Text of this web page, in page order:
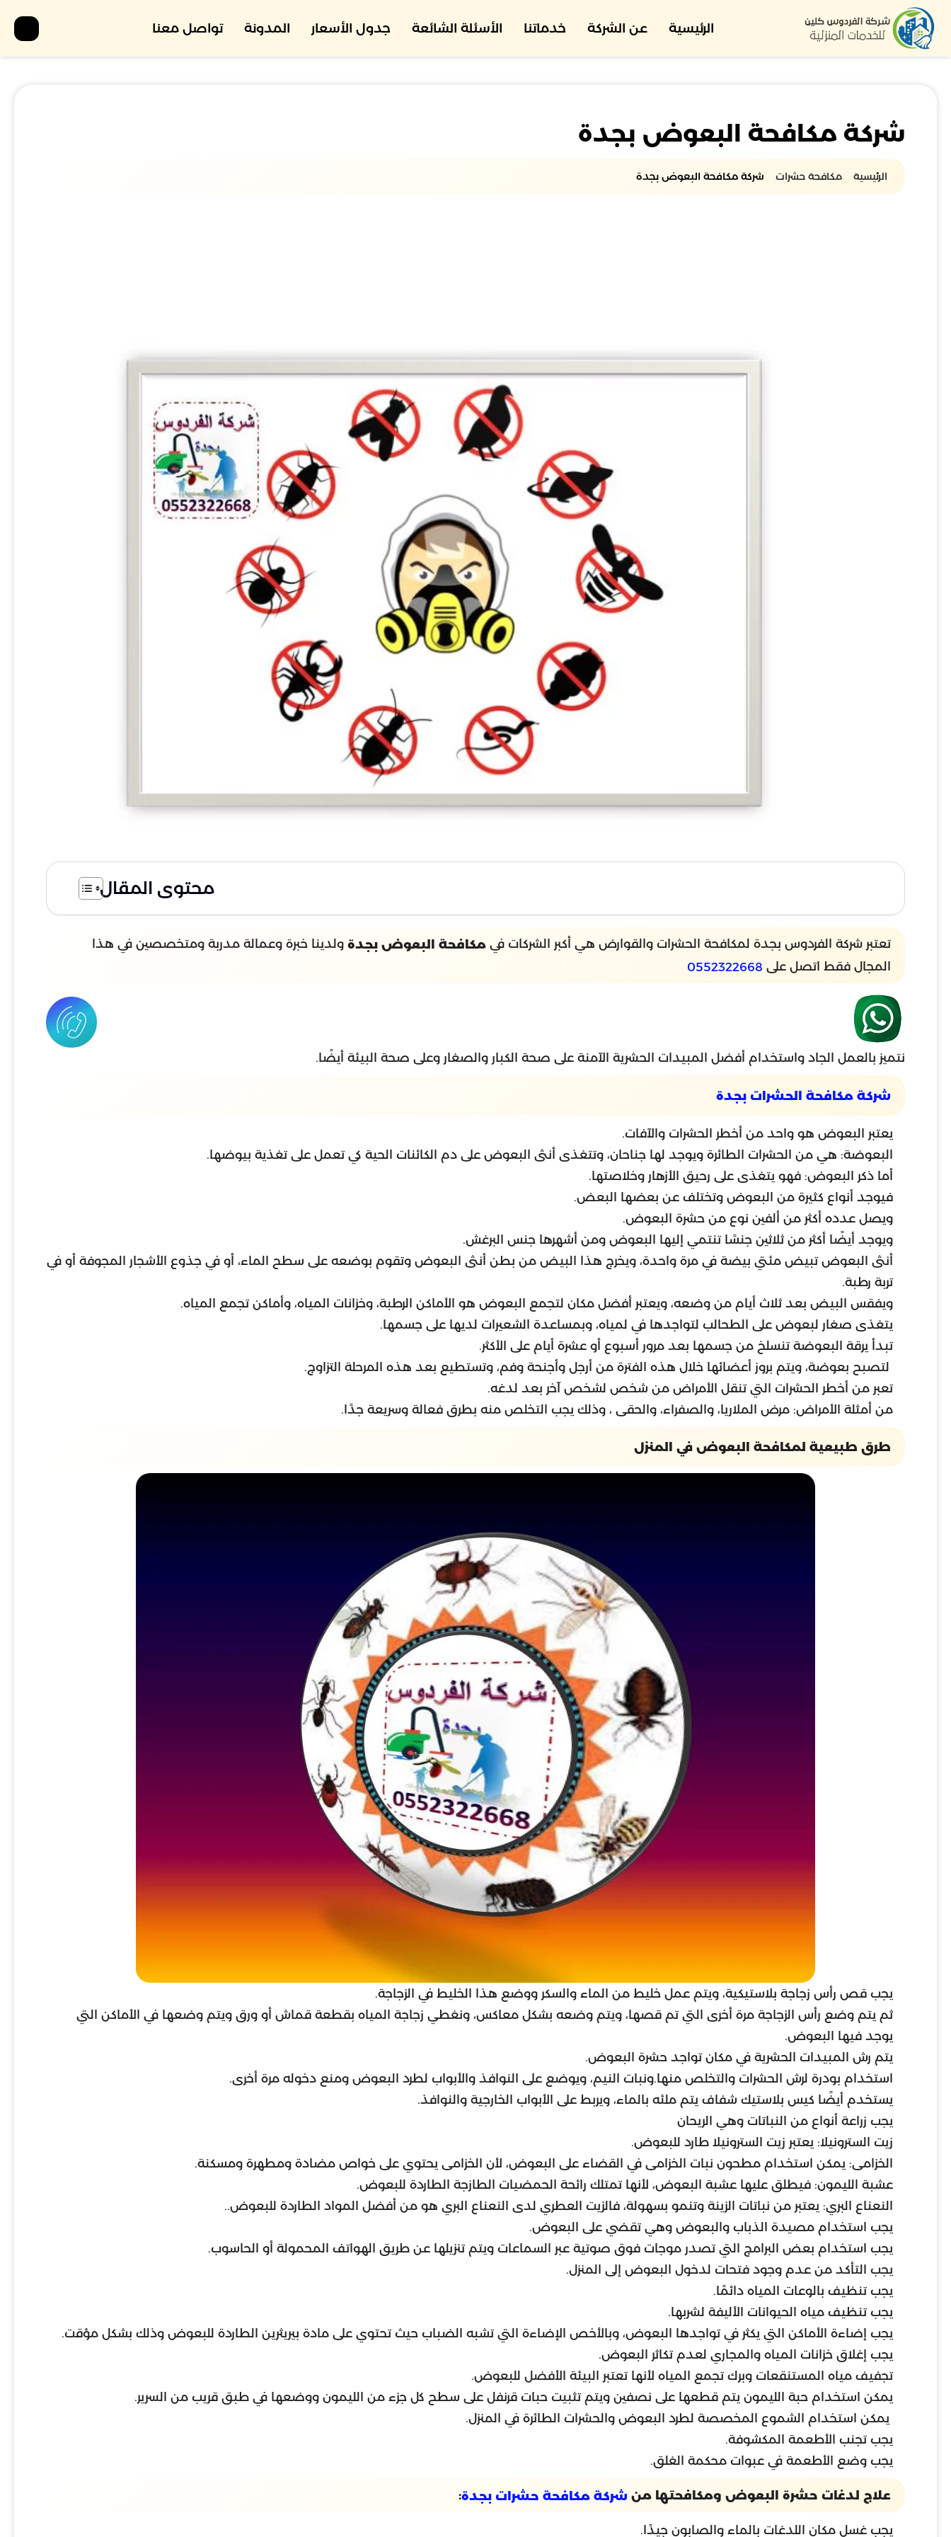
الرئيسية عن الشركة خدماتنا الأسئلة الشائعة جدول الأسعار المدونة تواصل معنا
شركة مكافحة البعوض بجدة
الرئيسية مكافحة حشرات شركة مكافحة البعوض بجدة
محتوى المقال
تعتبر شركة الفردوس بجدة لمكافحة الحشرات والقوارض هي أكبر الشركات في مكافحة البعوض بجدة ولدينا خبرة وعمالة مدربة ومتخصصين في هذا
المجال فقط اتصل على 0552322668
نتميز بالعمل الجاد واستخدام أفضل المبيدات الحشرية الآمنة على صحة الكبار والصغار وعلى صحة البيئة أيضًا.
شركة مكافحة الحشرات بجدة
يعتبر البعوض هو واحد من أخطر الحشرات والآفات.
البعوضة: هي من الحشرات الطائرة ويوجد لها جناحان، وتتغذى أنثى البعوض على دم الكائنات الحية كي تعمل على تغذية بيوضها.
أما ذكر البعوض: فهو يتغذى على رحيق الأزهار وخلاصتها.
فيوجد أنواع كثيرة من البعوض وتختلف عن بعضها البعض.
ويصل عدده أكثر من ألفين نوع من حشرة البعوض.
ويوجد أيضًا أكثر من ثلاثين جنسًا تنتمي إليها البعوض ومن أشهرها جنس البرغش.
أنثى البعوض تبيض مئتي بيضة في مرة واحدة، ويخرج هذا البيض من بطن أنثى البعوض وتقوم بوضعه على سطح الماء، أو في جذوع الأشجار المجوفة أو في
تربة رطبة.
ويفقس البيض بعد ثلاث أيام من وضعه، ويعتبر أفضل مكان لتجمع البعوض هو الأماكن الرطبة، وخزانات المياه، وأماكن تجمع المياه.
يتغذى صغار لبعوض على الطحالب لتواجدها في لمياه، وبمساعدة الشعيرات لديها على جسمها.
تبدأ يرقة البعوضة تنسلخ من جسمها بعد مرور أسبوع أو عشرة أيام على الأكثر.
لتصبح بعوضة، ويتم بروز أعضائها خلال هذه الفترة من أرجل وأجنحة وفم، وتستطيع بعد هذه المرحلة التزاوج.
تعبر من أخطر الحشرات التي تنقل الأمراض من شخص لشخص آخر بعد لدغه.
من أمثلة الأمراض: مرض الملاريا، والصفراء، والحقى ، وذلك يجب التخلص منه بطرق فعالة وسريعة جدًا.
طرق طبيعية لمكافحة البعوض في المنزل
يجب قص رأس زجاجة بلاستيكية، ويتم عمل خليط من الماء والسكر ووضع هذا الخليط في الزجاجة.
ثم يتم وضع رأس الزجاجة مرة أخرى التي تم قصها، ويتم وضعه بشكل معاكس، ونغطي زجاجة المياه بقطعة قماش أو ورق ويتم وضعها في الأماكن التي
يوجد فيها البعوض.
يتم رش المبيدات الحشرية في مكان تواجد حشرة البعوض.
استخدام بودرة لرش الحشرات والتخلص منها.ونبات النيم، ويوضع على النوافذ والأبواب لطرد البعوض ومنع دخوله مرة أخرى.
يستخدم أيضًا كيس بلاستيك شفاف يتم ملئه بالماء، ويربط على الأبواب الخارجية والنوافذ.
يجب زراعة أنواع من النباتات وهي الريحان
زيت السترونيلا: يعتبر زيت السترونيلا طارد للبعوض.
الخزامى: يمكن استخدام مطحون نبات الخزامى في القضاء على البعوض، لأن الخزامى يحتوي على خواص مضادة ومطهرة ومسكنة.
عشبة الليمون: فيطلق عليها عشبة البعوض، لأنها تمتلك رائحة الحمضيات الطازجة الطاردة للبعوض.
النعناع البري: يعتبر من نباتات الزينة وتنمو بسهولة، فالزيت العطري لدى النعناع البري هو من أفضل المواد الطاردة للبعوض..
يجب استخدام مصيدة الذباب والبعوض وهي تقضي على البعوض.
يجب استخدام بعض البرامج التي تصدر موجات فوق صوتية عبر السماعات ويتم تنزيلها عن طريق الهواتف المحمولة أو الحاسوب.
يجب التأكد من عدم وجود فتحات لدخول البعوض إلى المنزل.
يجب تنظيف بالوعات المياه دائمًا.
يجب تنظيف مياه الحيوانات الأليفة لشربها.
يجب إضاءة الأماكن التي يكثر في تواجدها البعوض، وبالأخص الإضاءة التي تشبه الضباب حيث تحتوي على مادة بيريثرين الطاردة للبعوض وذلك بشكل مؤقت.
يجب إغلاق خزانات المياه والمجاري لعدم تكاثر البعوض.
تجفيف مياه المستنقعات وبرك تجمع المياه لأنها تعتبر البيئة الأفضل للبعوض.
يمكن استخدام حبة الليمون يتم قطعها على نصفين ويتم تثبيت حبات قرنفل على سطح كل جزء من الليمون ووضعها في طبق قريب من السرير.
يمكن استخدام الشموع المخصصة لطرد البعوض والحشرات الطائرة في المنزل.
يجب تجنب الأطعمة المكشوفة.
يجب وضع الأطعمة في عبوات محكمة الغلق.
علاج لدغات حشرة البعوض ومكافحتها من شركة مكافحة حشرات بجدة:
يجب غسل مكان اللدغات بالماء والصابون جيدًا.